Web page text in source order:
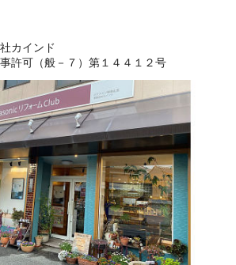
カインド
許可（般－７）第１４４１２号